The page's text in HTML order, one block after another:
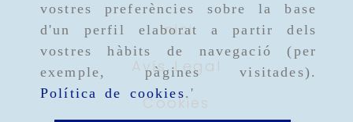
vostres preferències sobre la base
d'un perfil elaborat a partir dels
vostres hàbits de navegació (per
exemple, pàgines visitades).
Política de cookies.'
Inici
Avís Legal
Cookies